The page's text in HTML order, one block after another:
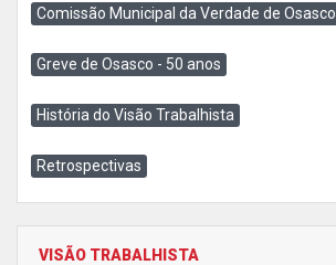
Comissão Municipal da Verdade de Osasco
Greve de Osasco - 50 anos
História do Visão Trabalhista
Retrospectivas
VISÃO TRABALHISTA